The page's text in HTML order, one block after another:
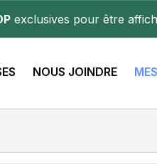
exclusives pour être
NOUS JOINDRE